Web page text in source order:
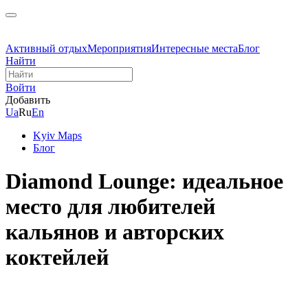
Активный отдыхМероприятияИнтересные местаБлог
Найти
Войти
Добавить
UaRuEn
Kyiv Maps
Блог
Diamond Lounge: идеальное
место для любителей
кальянов и авторских
коктейлей